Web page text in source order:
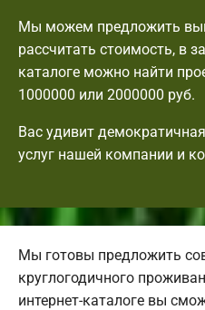
Мы можем предложить
рассчитать стоимость, в
каталоге можно найти
1000000 или 2000000 руб.
Вас удивит
услуг нашей компании и
Мы готовы предложить
круглогодичного
интернет-каталоге вы